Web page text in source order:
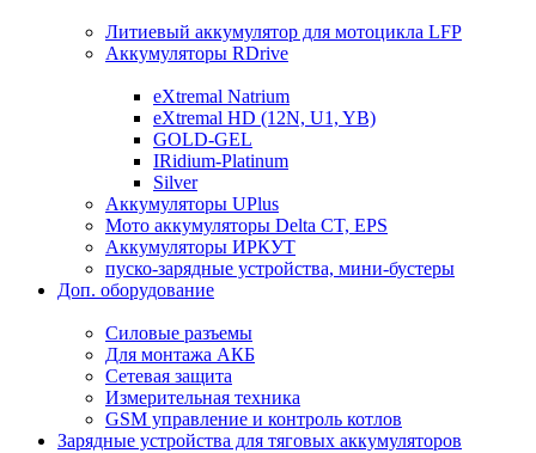
Литиевый аккумулятор для мотоцикла LFP
Аккумуляторы RDrive
eXtremal Natrium
eXtremal HD (12N, U1, YB)
GOLD-GEL
IRidium-Platinum
Silver
Аккумуляторы UPlus
Мото аккумуляторы Delta CT, EPS
Аккумуляторы ИРКУТ
пуско-зарядные устройства, мини-бустеры
Доп. оборудование
Силовые разъемы
Для монтажа АКБ
Сетевая защита
Измерительная техника
GSM управление и контроль котлов
Зарядные устройства для тяговых аккумуляторов